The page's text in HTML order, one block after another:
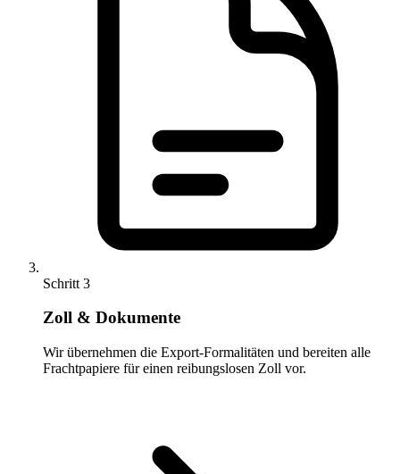
Schritt 3
Zoll & Dokumente
Wir übernehmen die Export-Formalitäten und bereiten alle
Frachtpapiere für einen reibungslosen Zoll vor.